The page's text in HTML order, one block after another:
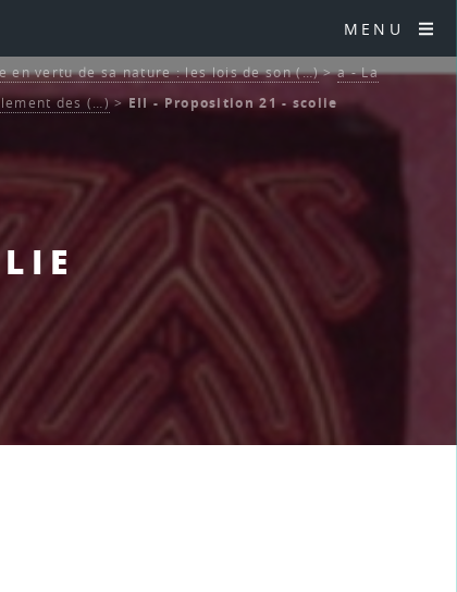
MENU
en vertu de sa nature : les lois de son (…)>a - La
des (…)>EII - Proposition 21 - scolie